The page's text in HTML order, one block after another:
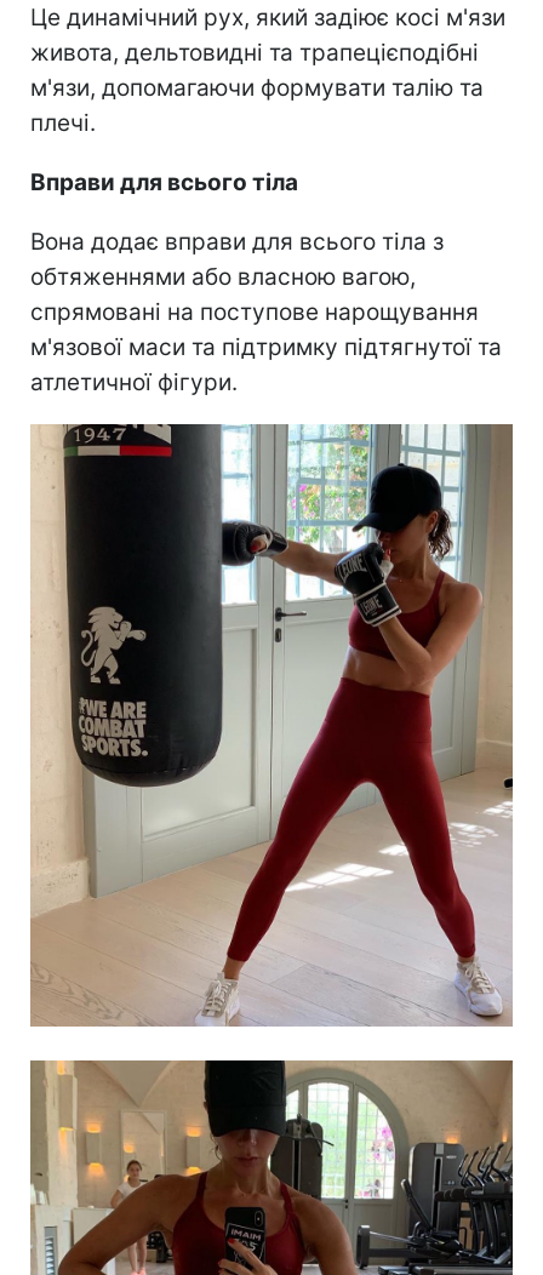
Це динамічний рух, який задіює косі м'язи
живота, дельтовидні та трапецієподібні
м'язи, допомагаючи формувати талію та
плечі.
Вправи для всього тіла
Вона додає вправи для всього тіла з
обтяженнями або власною вагою,
спрямовані на поступове нарощування
м'язової маси та підтримку підтягнутої та
атлетичної фігури.